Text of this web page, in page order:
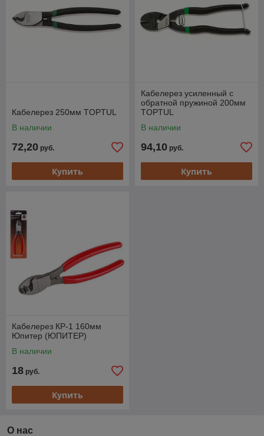
Кабелерез 250мм TOPTUL
В наличии
72,20 руб.
Купить
Кабелерез усиленный с
обратной пружиной 200мм
TOPTUL
В наличии
94,10 руб.
Купить
Кабелерез КР-1 160мм
Юпитер (ЮПИТЕР)
В наличии
18 руб.
Купить
О нас